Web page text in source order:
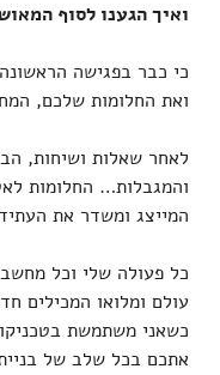
ואיך הגענו לסוף
כי כבר בפגישה
ואת החלומות שלכם,
לאחר שאלות ושיחות,
והמגבלות… החלומות
המייצג ומשדר את
כל פעולה שלי וכל
עולם ומלואו המכילים
כשאני משתמשת
אתכם בכל שלב של